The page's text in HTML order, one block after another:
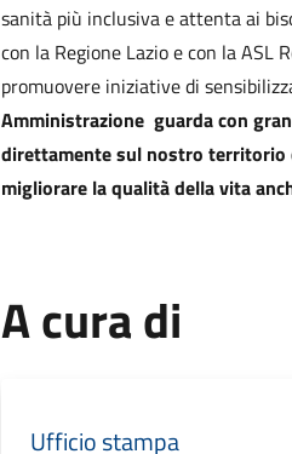
sanità più inclusiva e attenta ai
con la Regione Lazio e con la
promuovere iniziative di
Amministrazione guarda con
direttamente sul nostro territorio
migliorare la qualità della vita
A cura di
Ufficio stampa